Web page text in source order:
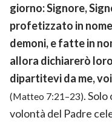
giorno: Signore,
profetizzato in
demoni, e fatte in
allora dichiarerò
dipartitevi da me,
(Matteo 7:21–23).
volontà del Padre